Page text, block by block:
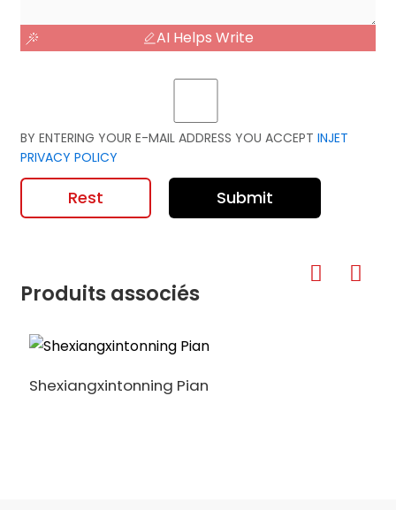
AI Helps Write
BY ENTERING YOUR E-MAIL ADDRESS YOU ACCEPT INJET
PRIVACY POLICY
Rest Submit
Produits associés
Shexiangxintonning Pian